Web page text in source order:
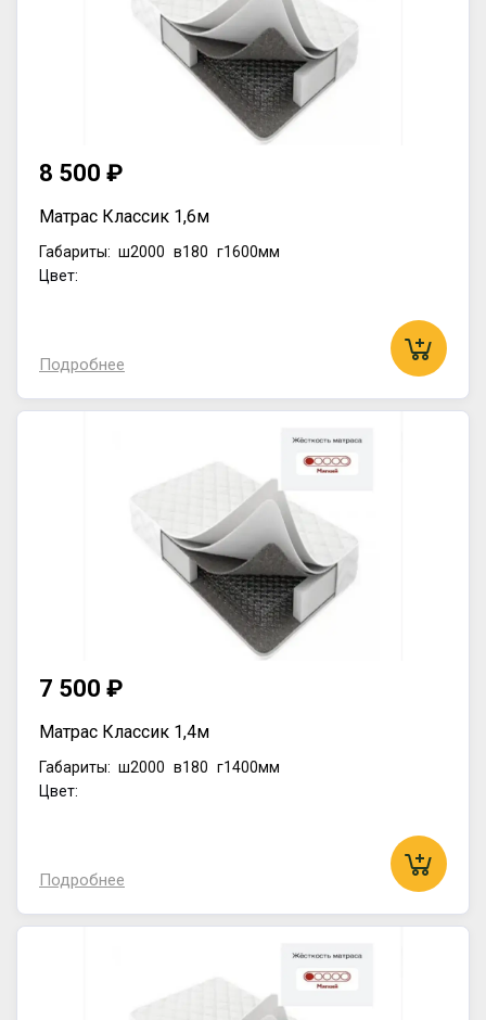
8 500 ₽
Матрас Классик 1,6м
Габариты: ш2000 в180 г1600мм
Цвет:
Подробнее
7 500 ₽
Матрас Классик 1,4м
Габариты: ш2000 в180 г1400мм
Цвет:
Подробнее